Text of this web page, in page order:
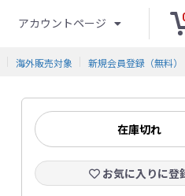
アカウントページ
海外販売対象 新規会員登録（無料）
在庫切れ
お気に入りに登